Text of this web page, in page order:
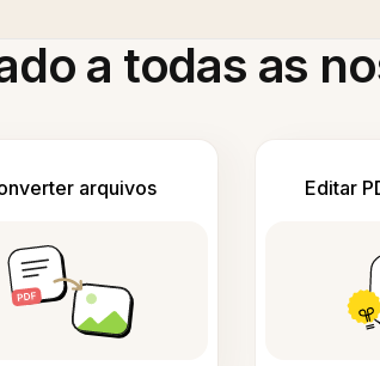
a todas as
arquivos Editar